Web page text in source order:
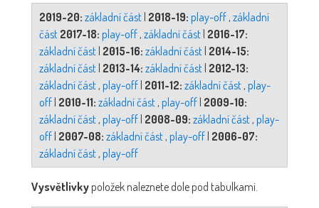
2019-20: základní část | 2018-19: play-off, základní
část 2017-18: play-off, základní část | 2016-17:
základní část | 2015-16: základní část | 2014-15:
základní část | 2013-14: základní část | 2012-13:
základní část, play-off | 2011-12: základní část, play-
off | 2010-11: základní část, play-off | 2009-10:
základní část, play-off | 2008-09: základní část, play-
off | 2007-08: základní část, play-off | 2006-07:
základní část, play-off
Vysvětlivky položek naleznete dole pod tabulkami.